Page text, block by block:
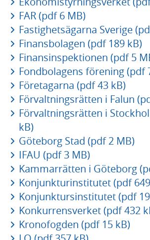
FAR (pdf 6 MB)
Fastighetsägarna Sverige
Finansbolagen (pdf 189 kB)
Finansinspektionen (pdf 5
Fondbolagens förening (pdf
Företagarna (pdf 43 kB)
Förvaltningsrätten i Falun
Förvaltningsrätten i
kB)
Göteborg Stad (pdf 2 MB)
IFAU (pdf 3 MB)
Kammarrätten i Göteborg
Konjunkturinstitutet (pdf
Konjunktursinstitutet (pdf
Konkurrensverket (pdf 432
Kronofogden (pdf 15 kB)